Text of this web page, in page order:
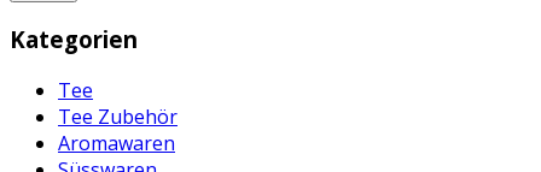
Kategorien
Tee
Tee Zubehör
Aromawaren